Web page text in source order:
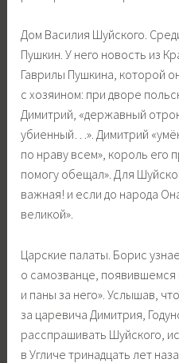
Дом Василия Шуйского.
Пушкин. У него новость из
Гаврилы Пушкина, которой
с хозяином: при дворе
Димитрий, «державный
убиенный…». Димитрий
по нраву всем», король его
помогу обещал». Для
важная! и если до народа
великой».
Царские палаты. Борис
о самозванце, появившемся
и паны за него». Услышав,
за царевича Димитрия,
расспрашивать Шуйского,
в Угличе тринадцать лет